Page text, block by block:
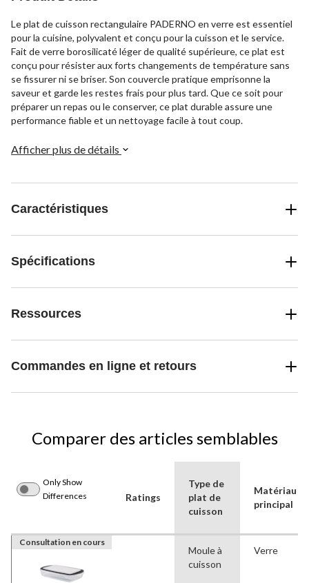
Le plat de cuisson rectangulaire PADERNO en verre est essentiel
pour la cuisine, polyvalent et conçu pour la cuisson et le service.
Fait de verre borosilicaté léger de qualité supérieure, ce plat est
conçu pour résister aux forts changements de température sans
se fissurer ni se briser. Son couvercle pratique emprisonne la
saveur et garde les restes frais pour plus tard. Que ce soit pour
préparer un repas ou le conserver, ce plat durable assure une
performance fiable et un nettoyage facile à tout coup.
Afficher plus de détails
Caractéristiques
Spécifications
Ressources
Commandes en ligne et retours
Comparer des articles semblables
Only Show
Differences
Ratings
Type de
plat de
cuisson
Matériau
principal
Consultation en cours
Moule à
cuisson
Verre